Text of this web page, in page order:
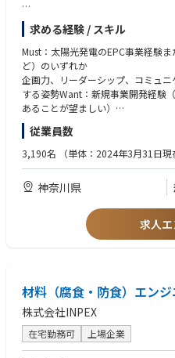
①薄膜PVの施工技術開発・選定
②既存PV市場拡大に向けた技術開発
③市場拡大に向けた新規ビジネスモ
■配属先
ＧＸカンパニー 基盤技術部 次世
次世代技術研究所：社員46名、準
■キャリアパス例
当面は本職場で専門性を発揮･伸長
せ、当該部門にてマネジメント経
の技術企画や技術営業など）、ス
求める経験 / スキル
Must：太陽光発電のEPC事業経験
ど）のいずれか
企画力、リーダーシップ、コミュ
する姿勢Want：新規事業開発経験
あることが望ましい）
求める専門性発電電力シミュレーシ
統連系技術、パワコンの構造理解、
従業員数
3,190名 （単体：2024年3月31日現
神奈川県
求人
材料（腐食・防食）エン
株式会社INPEX
在宅勤務可 上場企業